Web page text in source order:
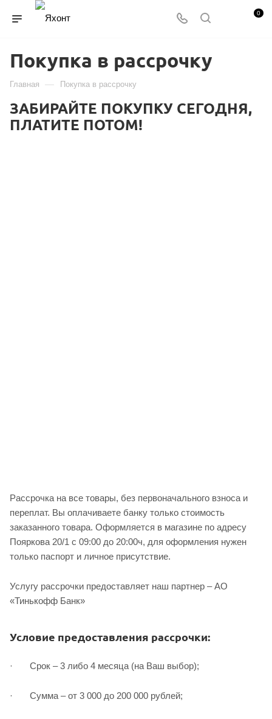
0
Покупка в рассрочку
Главная — Покупка в рассрочку
ЗАБИРАЙТЕ ПОКУПКУ СЕГОДНЯ,
ПЛАТИТЕ ПОТОМ!
Рассрочка на все товары, без первоначального взноса и
переплат. Вы оплачиваете банку только стоимость
заказанного товара. Оформляется в магазине по адресу
Пояркова 20/1 с 09:00 до 20:00ч, для оформления нужен
только паспорт и личное присутствие.
Услугу рассрочки предоставляет наш партнер – АО
«Тинькофф Банк»
Условие предоставления рассрочки:
· Срок – 3 либо 4 месяца (на Ваш выбор);
· Сумма – от 3 000 до 200 000 рублей;